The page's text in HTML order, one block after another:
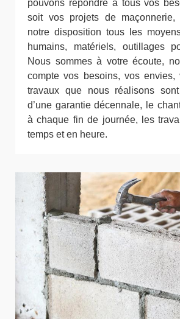
pouvons répondre à tous vos
soit vos projets de
notre disposition tous les
humains, matériels, outillages
Nous sommes à votre écoute,
compte vos besoins, vos envies,
travaux que nous réalisons
d’une garantie décennale, le
à chaque fin de journée, les
temps et en heure.